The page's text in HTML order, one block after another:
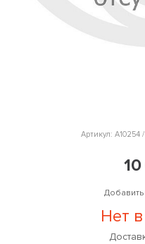
Артикул: A10254 /
Нет